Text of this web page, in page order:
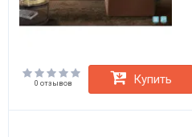
0 отзывов Купить